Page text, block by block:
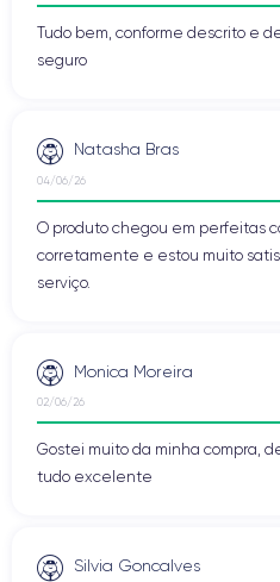
Tudo bem, conforme descrito e
seguro
Natasha Bras
04/06/26
O produto chegou em perfeitas
corretamente e estou muito
serviço.
Monica Moreira
02/06/26
Gostei muito da minha compra,
tudo excelente
Silvia Goncalves